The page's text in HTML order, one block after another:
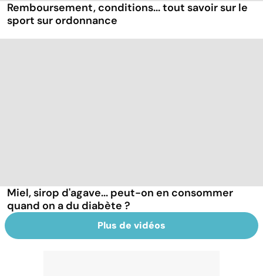
Remboursement, conditions... tout savoir sur le
sport sur ordonnance
Miel, sirop d'agave... peut-on en consommer
quand on a du diabète ?
Plus de vidéos